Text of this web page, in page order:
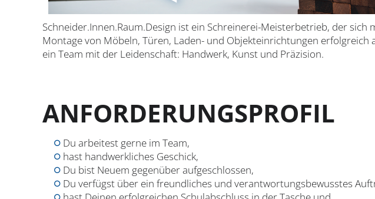
Schneider.Innen.Raum.Design ist ein Schreinerei-Meisterbetrieb, der sich
Montage von Möbeln, Türen, Laden- und Objekteinrichtungen erfolgreich
ein Team mit der Leidenschaft: Handwerk, Kunst und Präzision.
ANFORDERUNGSPROFIL
Du arbeitest gerne im Team,
hast handwerkliches Geschick,
Du bist Neuem gegenüber aufgeschlossen,
Du verfügst über ein freundliches und verantwortungsbewusstes